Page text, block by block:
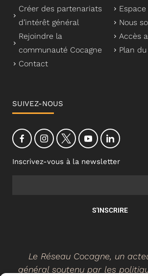
Créer des partenariats
d’intérêt général
Rejoindre la
communauté Cocagne
Contact
Nous
Accès
Plan
SUIVEZ-NOUS
Inscrivez-vous à la newsletter
S'INSCRIRE
Le Réseau Cocagne, un
général soutenu par les